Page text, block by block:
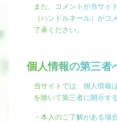
また、コメントが当サイ
（ハンドルネール）が
了承ください。
個人情報の第三者
当サイトでは、個人情報
を除いて第三者に開示す
・本人のご了解がある場